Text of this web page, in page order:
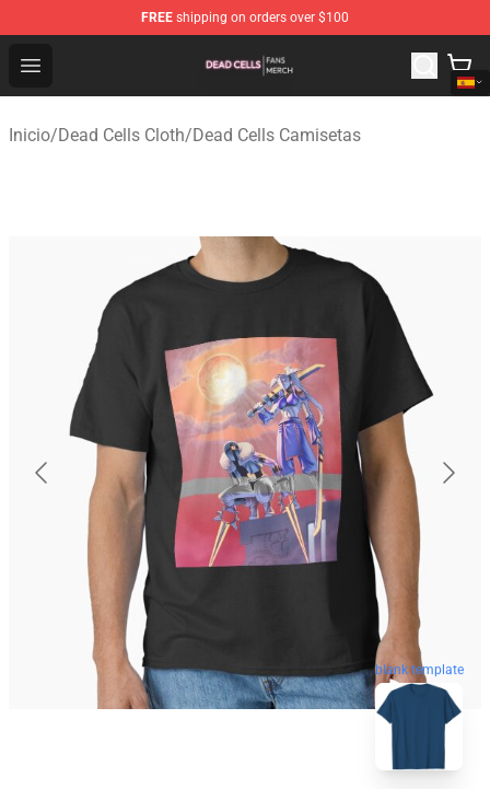
FREE shipping on orders over $100
Open menu
Dead Cells Shop - Official Dead Cells Merchandise Store
Inicio/Dead Cells Cloth/Dead Cells Camisetas
blank template